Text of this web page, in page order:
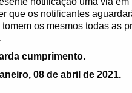
que os notificantes
tomem os mesmos todas as
cumprimento.
08 de abril de 2021.